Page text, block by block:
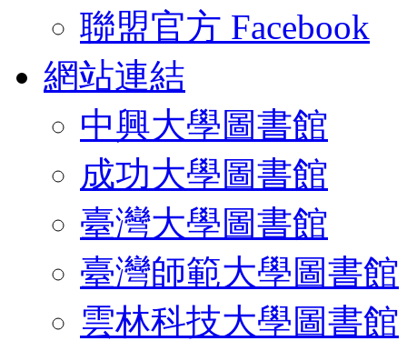
聯盟官方 Facebook
網站連結
中興大學圖書館
成功大學圖書館
臺灣大學圖書館
臺灣師範大學圖書館
雲林科技大學圖書館